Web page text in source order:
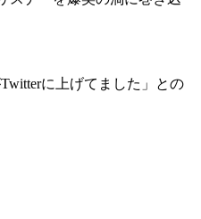
に上げてました」との